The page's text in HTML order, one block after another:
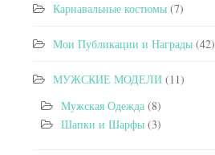
Карнавальные костюмы (7)
Мои Публикации и Награды (42)
МУЖСКИЕ МОДЕЛИ (11)
Мужская Одежда (8)
Шапки и Шарфы (3)